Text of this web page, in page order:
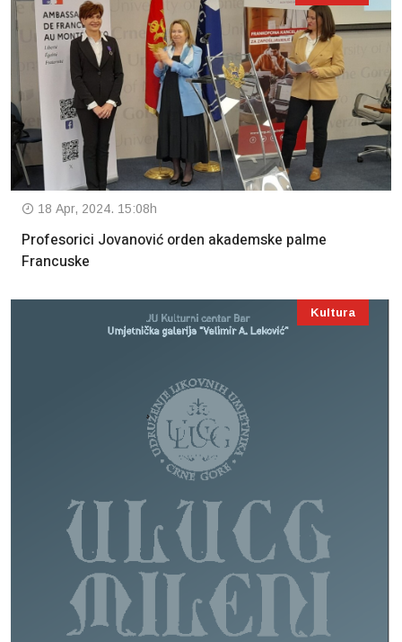
18 Apr, 2024. 15:08h
Profesorici Jovanović orden akademske palme
Francuske
Kultura